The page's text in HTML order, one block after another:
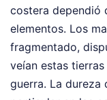
costera dependió
elementos. Los
fragmentado,
veían estas
guerra. La